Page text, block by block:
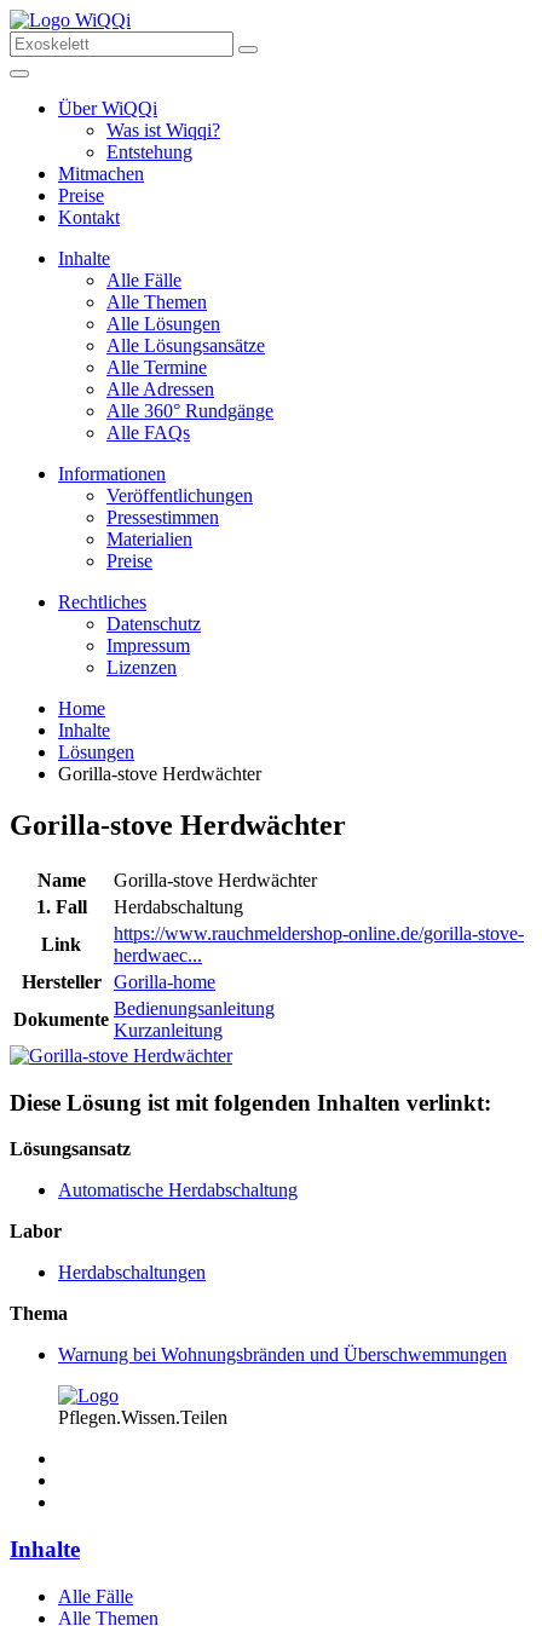
Über WiQQi
Was ist Wiqqi?
Entstehung
Mitmachen
Preise
Kontakt
Inhalte
Alle Fälle
Alle Themen
Alle Lösungen
Alle Lösungsansätze
Alle Termine
Alle Adressen
Alle 360° Rundgänge
Alle FAQs
Informationen
Veröffentlichungen
Pressestimmen
Materialien
Preise
Rechtliches
Datenschutz
Impressum
Lizenzen
Home
Inhalte
Lösungen
Gorilla-stove Herdwächter
Gorilla-stove Herdwächter
Name
Gorilla-stove Herdwächter
1. Fall
Herdabschaltung
Link
https://www.rauchmeldershop-online.de/gorilla-stove-
herdwaec...
Hersteller
Gorilla-home
Dokumente
Bedienungsanleitung
Kurzanleitung
Diese Lösung ist mit folgenden Inhalten verlinkt:
Lösungsansatz
Automatische Herdabschaltung
Labor
Herdabschaltungen
Thema
Warnung bei Wohnungsbränden und Überschwemmungen
Pflegen.Wissen.Teilen
Inhalte
Alle Fälle
Alle Themen